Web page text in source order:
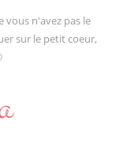
vous n'avez pas le
sur le petit coeur,